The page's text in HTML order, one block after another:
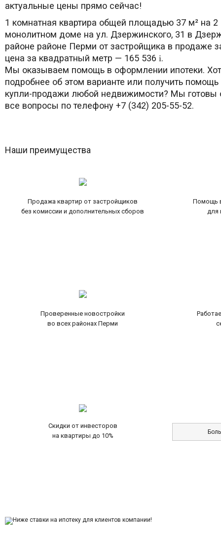
актуальные цены прямо сейчас!
1 комнатная квартира общей площадью 37 м² на 2
монолитном доме на ул. Дзержинского, 31 в
районе районе Перми от застройщика в продаже
цена за квадратный метр — 165 536 i.
Мы оказываем помощь в оформлении ипотеки.
подробнее об этом варианте или получить помощь
купли-продажи любой недвижимости? Мы готовы
все вопросы по телефону +7 (342) 205-55-52.
Наши преимущества
Продажа квартир от застройщиков
без комиссии и дополнительных сборов
Помощь
для
Проверенные новостройки
во всех районах Перми
Скидки от инвесторов
на квартиры до 10%